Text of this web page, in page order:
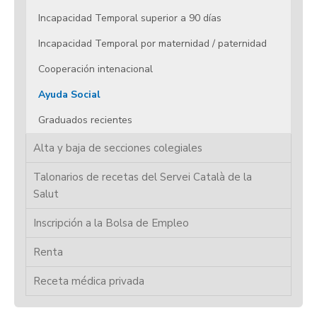
Incapacidad Temporal superior a 90 días
Incapacidad Temporal por maternidad / paternidad
Cooperación intenacional
Ayuda Social
Graduados recientes
Alta y baja de secciones colegiales
Talonarios de recetas del Servei Català de la
Salut
Inscripción a la Bolsa de Empleo
Renta
Receta médica privada